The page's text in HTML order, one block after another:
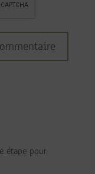
étape pour